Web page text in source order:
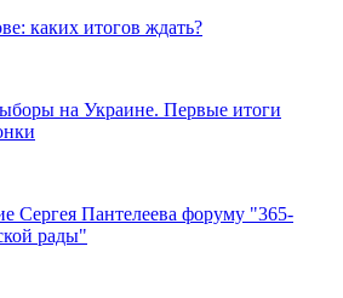
каких итогов ждать?
на Украине. Первые итоги
Сергея Пантелеева форуму "365-
рады"